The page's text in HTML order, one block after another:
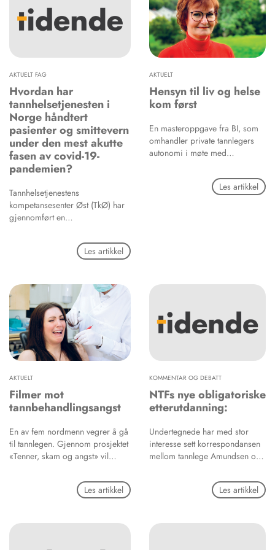
og forstå konsekvensene av
mikrobiell aerosol i
tannhelseklinikken, og hvordan
helseskade for pasienter og
Pasientrelaterte faktorer som
hjerte- og karsykdom, autoimmun
periodontitt, røyking og høyt
alkoholforbruk kan også spille en
rolle for implantatoverlevelse.
Opptak av en komplett medisinsk
anamnese før implantatinnsetting
er derfor av stor betydning.
og resinmodifiserte
glassionomersementer.
Pasienter som blir sensibilisert
via slike neglekosmetiske
produkter, kan derfor senere
reagere allergisk i forbindelse
med tannbehandling.
AKTUELT FAG
Hvordan har
tannhelsetjenesten i
Norge håndtert
pasienter og smittevern
under den mest akutte
fasen av covid-19-
pandemien?
Tannhelsetjenestens
kompetansesenter Øst (TkØ) har
gjennomført en
tannhelsepersonells erfaringer
under nedstenging i perioden 13.
International Journal of
Environmental Research and
Public Health og er den første
norske studien som omhandler
håndtering av covid-19-
pandemien i tannhelsetjenesten.
Les artikkel
AKTUELT
Hensyn til liv og helse
kom først
En masteroppgave fra BI, som
omhandler private tannlegers
autonomi i møte med
forskningsprosjektene etter at
krisen rammet norske tannleger.
Les artikkel
AKTUELT
Filmer mot
tannbehandlingsangst
En av fem nordmenn vegrer å gå
til tannlegen. Gjennom prosjektet
«Tenner, skam og angst» vil
Tannhelsetjenestens
tannbehandlingsangst.
Les artikkel
KOMMENTAR OG DEBATT
NTFs nye obligatoriske
etterutdanning:
Undertegnede har med stor
interesse sett korrespondansen
mellom tannlege Amundsen og
Tannlegeforeningens
etterutdanningsordningen (OEU)
Les artikkel